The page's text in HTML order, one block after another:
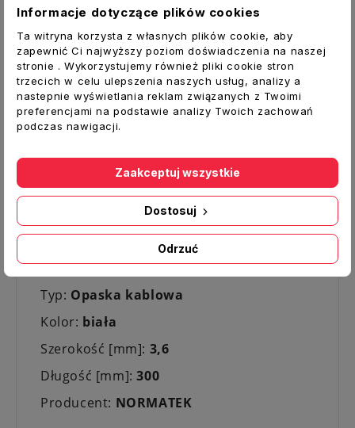
Dostępne w szerokim zakresie rozmiarów.
Dzięki rozmieszeniu ząbków na całej
długości opaski można
precyzyjnie dopasować pętle do
rozmiarów wiązki. Opaska może być
zaciągnięta ręcznie lub przy pomocy
specjalnych narzędzi.
Uwaga:cena dotyczy 1 kompletu 100 szt.
Zalety:
-35°C do +85°C
Odporne na promieniowanie UV
Dane techniczne:
Typ: Opaska kablowa
Kolor: biała
Szerokość [mm]: 3,6
Długość [mm]:300
Producent: NORMATEK
Informacje dotyczące plików cookies
Ta witryna korzysta z własnych plików cookie, aby
zapewnić Ci najwyższy poziom doświadczenia na naszej
stronie . Wykorzystujemy również pliki cookie stron
trzecich w celu ulepszenia naszych usług, analizy a
nastepnie wyświetlania reklam związanych z Twoimi
preferencjami na podstawie analizy Twoich zachowań
podczas nawigacji.
Odrzuć
Dostosuj
Zaakceptuj wszystkie